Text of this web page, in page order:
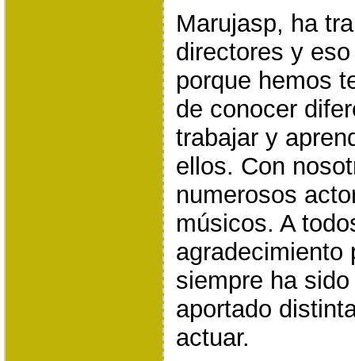
Marujasp, ha
directores y
porque hemos
de conocer
trabajar y
ellos. Con
numerosos
músicos. A
agradecimiento
siempre ha
aportado
actuar.